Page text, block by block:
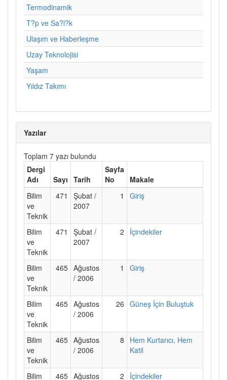
Termodinamik
T?p ve Sa?l?k
Ulaşım ve Haberleşme
Uzay Teknolojisi
Yaşam
Yıldız Takımı
Yazılar
Toplam 7 yazı bulundu
Dergi
Adı
Sayı Tarih
Sayfa
No
Makale
Bilim
ve
Teknik
471
Şubat /
2007
1 Giriş
Bilim
ve
Teknik
471
Şubat /
2007
2 İçindekiler
Bilim
ve
Teknik
465 Ağustos
/ 2006
1 Giriş
Bilim
ve
Teknik
465 Ağustos
/ 2006
26 Güneş İçin Buluştuk
Bilim
ve
Teknik
465 Ağustos
/ 2006
8
Hem Kurtarıcı, Hem
Katil
Bilim 465 Ağustos 2 İçindekiler